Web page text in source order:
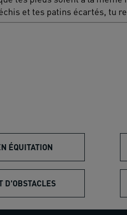
et tes patins écartés, tu
ÉQUITATION
D'OBSTACLES